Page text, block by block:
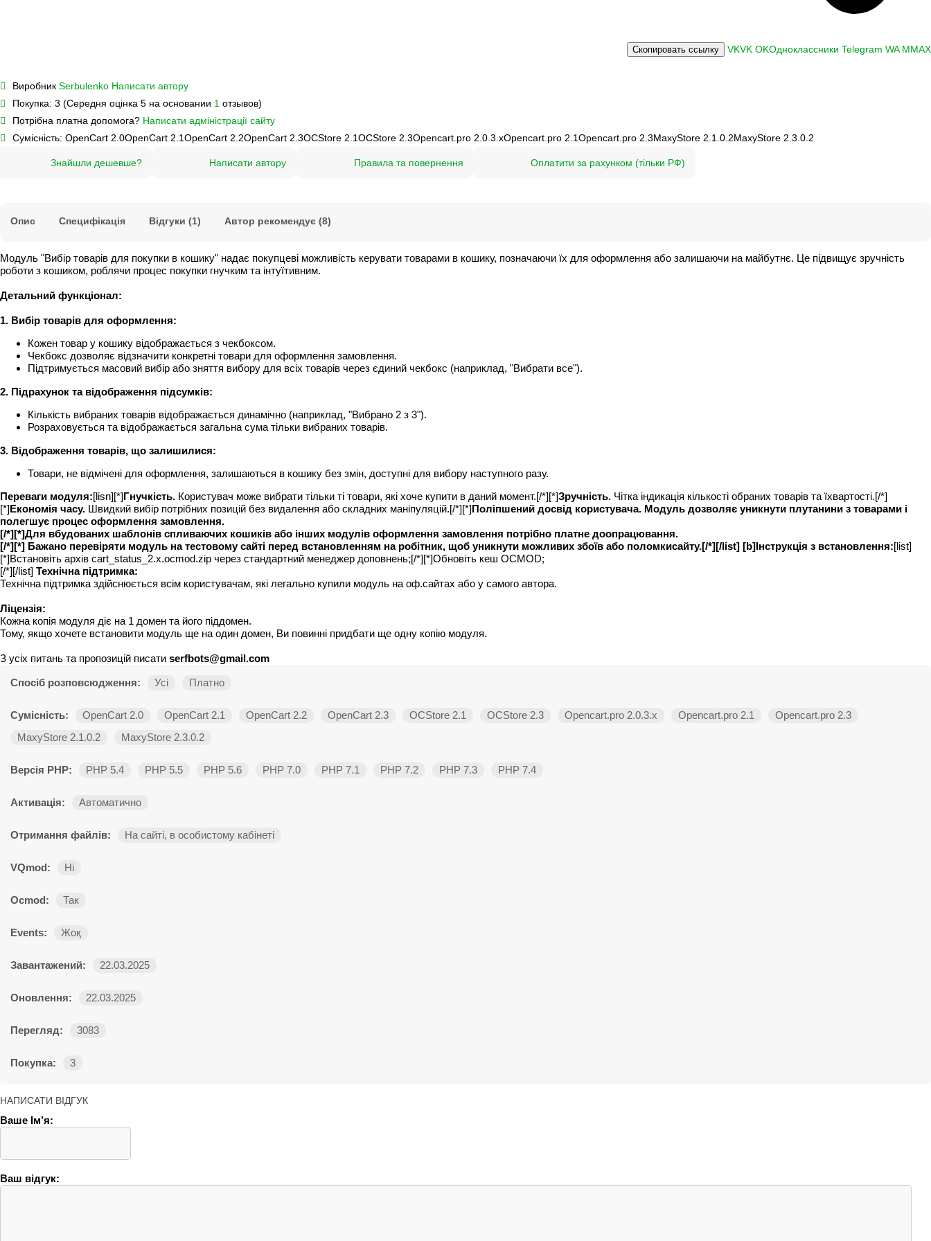
Скопировать ссылку VKVK OKОдноклассники Telegram WA MMAX
Виробник Serbulenko Написати автору
Покупка: 3 (Середня оцінка 5 на основании 1 отзывов)
Потрібна платна допомога? Написати адміністрації сайту
Сумісність: OpenCart 2.0OpenCart 2.1OpenCart 2.2OpenCart 2.3OCStore 2.1OCStore 2.3Opencart.pro 2.0.3.хOpencart.pro 2.1Opencart.pro 2.3MaxyStore 2.1.0.2MaxyStore 2.3.0.2
Знайшли дешевше? Написати автору Правила та повернення Оплатити за рахунком (тільки РФ)
Опис Специфікація Відгуки (1) Автор рекомендує (8)
Модуль "Вибір товарів для покупки в кошику" надає покупцеві можливість керувати товарами в кошику, позначаючи їх для оформлення або залишаючи на майбутнє. Це підвищує зручність
роботи з кошиком, роблячи процес покупки гнучким та інтуїтивним.
Детальний функціонал:
1. Вибір товарів для оформлення:
Кожен товар у кошику відображається з чекбоксом.
Чекбокс дозволяє відзначити конкретні товари для оформлення замовлення.
Підтримується масовий вибір або зняття вибору для всіх товарів через єдиний чекбокс (наприклад, "Вибрати все").
2. Підрахунок та відображення підсумків:
Кількість вибраних товарів відображається динамічно (наприклад, "Вибрано 2 з 3").
Розраховується та відображається загальна сума тільки вибраних товарів.
3. Відображення товарів, що залишилися:
Товари, не відмічені для оформлення, залишаються в кошику без змін, доступні для вибору наступного разу.
Переваги модуля:[lisn][*]Гнучкість. Користувач може вибрати тільки ті товари, які хоче купити в даний момент.[/*][*]Зручність. Чітка індикація кількості обраних товарів та їхвартості.[/*]
[*]Економія часу. Швидкий вибір потрібних позицій без видалення або складних маніпуляцій.[/*][*]Поліпшений досвід користувача. Модуль дозволяє уникнути плутанини з товарами і
полегшує процес оформлення замовлення.
[/*][*]Для вбудованих шаблонів спливаючих кошиків або інших модулів оформлення замовлення потрібно платне доопрацювання.
[/*][*] Бажано перевіряти модуль на тестовому сайті перед встановленням на робітник, щоб уникнути можливих збоїв або поломкисайту.[/*][/list] [b]Інструкція з встановлення:[list]
[*]Встановіть архів cart_status_2.x.ocmod.zip через стандартний менеджер доповнень;[/*][*]Обновіть кеш OCMOD;
[/*][/list] Технічна підтримка:
Технічна підтримка здійснюється всім користувачам, які легально купили модуль на оф.сайтах або у самого автора.
Ліцензія:
Кожна копія модуля діє на 1 домен та його піддомен.
Тому, якщо хочете встановити модуль ще на один домен, Ви повинні придбати ще одну копію модуля.
З усіх питань та пропозицій писати serfbots@gmail.com
Спосіб розповсюдження: Усі Платно
Сумісність: OpenCart 2.0 OpenCart 2.1 OpenCart 2.2 OpenCart 2.3 OCStore 2.1 OCStore 2.3 Opencart.pro 2.0.3.х Opencart.pro 2.1
Opencart.pro 2.3
MaxyStore 2.1.0.2
MaxyStore 2.3.0.2
Версія PHP: PHP 5.4 PHP 5.5 PHP 5.6 PHP 7.0 PHP 7.1 PHP 7.2 PHP 7.3 PHP 7.4
Активація: Автоматично
Отримання файлів: На сайті, в особистому кабінеті
VQmod: Ні
Ocmod: Так
Events: Жоқ
Завантажений: 22.03.2025
Оновлення: 22.03.2025
Перегляд: 3083
Покупка: 3
НАПИСАТИ ВІДГУК
Ваше Ім’я:
Ваш відгук: